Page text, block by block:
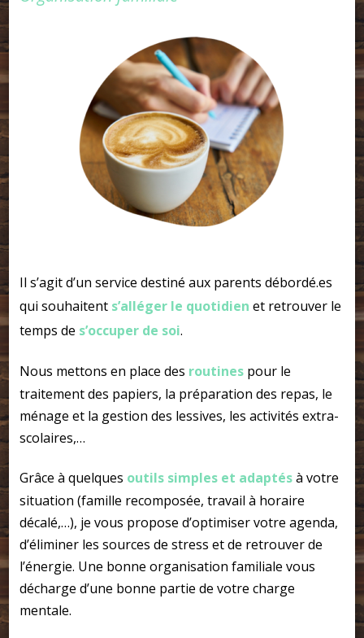
Il s’agit d’un service destiné aux parents débordé.es
qui souhaitent s’alléger le quotidien et retrouver le
temps de s’occuper de soi.
Nous mettons en place des routinespour le
traitement des papiers, la préparation des repas, le
ménage et la gestion des lessives, les activités extra-
scolaires,…
Grâce à quelques outils simples et adaptésà votre
situation (famille recomposée, travail à horaire
décalé,…), je vous propose d’optimiser votre agenda,
d’éliminer les sources de stress et de retrouver de
l’énergie. Une bonne organisation familiale vous
décharge d’une bonne partie de votre charge
mentale.